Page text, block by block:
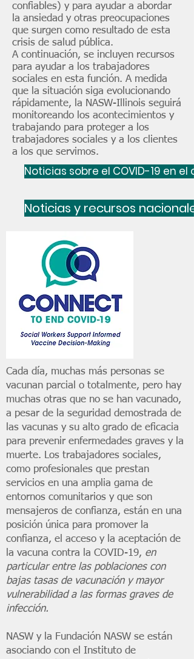
confiables) y para ayudar a abordar
la ansiedad y otras preocupaciones
que surgen como resultado de esta
crisis de salud pública.
A continuación, se incluyen recursos
para ayudar a los trabajadores
sociales en esta función. A medida
que la situación siga evolucionando
rápidamente, la NASW-Illinois seguirá
monitoreando los acontecimientos y
trabajando para proteger a los
trabajadores sociales y a los clientes
a los que servimos.
Noticias sobre el COVID-19 en
Noticias y recursos
Cada día, muchas más personas se
vacunan parcial o totalmente, pero hay
muchas otras que no se han vacunado,
a pesar de la seguridad demostrada de
las vacunas y su alto grado de eficacia
para prevenir enfermedades graves y la
muerte. Los trabajadores sociales,
como profesionales que prestan
servicios en una amplia gama de
entornos comunitarios y que son
mensajeros de confianza, están en una
posición única para promover la
confianza, el acceso y la aceptación de
la vacuna contra la COVID-19, en
particular entre las poblaciones con
bajas tasas de vacunación y mayor
vulnerabilidad a las formas graves de
infección.
NASW y la Fundación NASW se están
asociando con el Instituto de